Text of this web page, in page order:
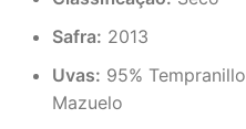
Safra: 2013
Uvas: 95%
Mazuelo